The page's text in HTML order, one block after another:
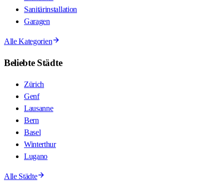
Sanitärinstallation
Garagen
Alle Kategorien
Beliebte Städte
Zürich
Genf
Lausanne
Bern
Basel
Winterthur
Lugano
Alle Städte